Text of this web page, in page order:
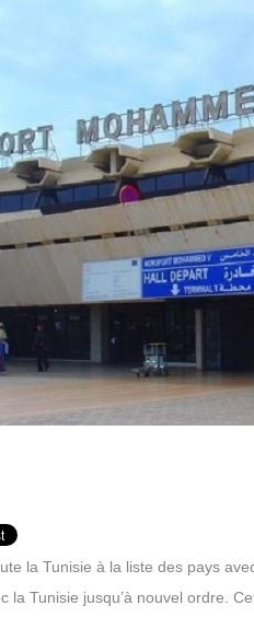
la Tunisie à la liste des pays
la Tunisie jusqu’à nouvel ordre.